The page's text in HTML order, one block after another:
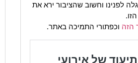
לפנינו וחשוב שהציבור ירא את
הזה וכפתורי התמיכה באתר.